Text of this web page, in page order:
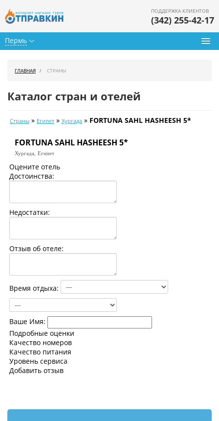
Пермь
ПОДДЕРЖКА КЛИЕНТОВ
(342) 255-42-17
Календарь туров
Цены дня
Страны
ГЛАВНАЯ СТРАНЫ
Каталог стран и отелей
Страны » Египет » Хургада » FORTUNA SAHL HASHEESH 5*
FORTUNA SAHL HASHEESH 5*
Хургада, Египет
Оцените отель
Достоинства:
Недостатки:
Отзыв об отеле:
Время отдыха:
Ваше Имя:
Подробные оценки
Качество номеров
Качество питания
Уровень сервиса
Добавить отзыв